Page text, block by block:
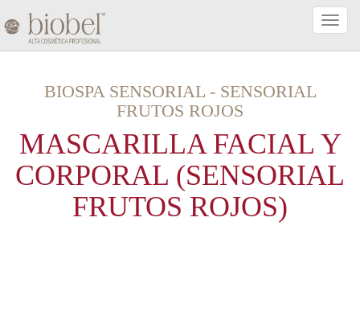
BIOSPA SENSORIAL- SENSORIAL
FRUTOS ROJOS
MASCARILLA FACIAL Y
CORPORAL (SENSORIAL
FRUTOS ROJOS)